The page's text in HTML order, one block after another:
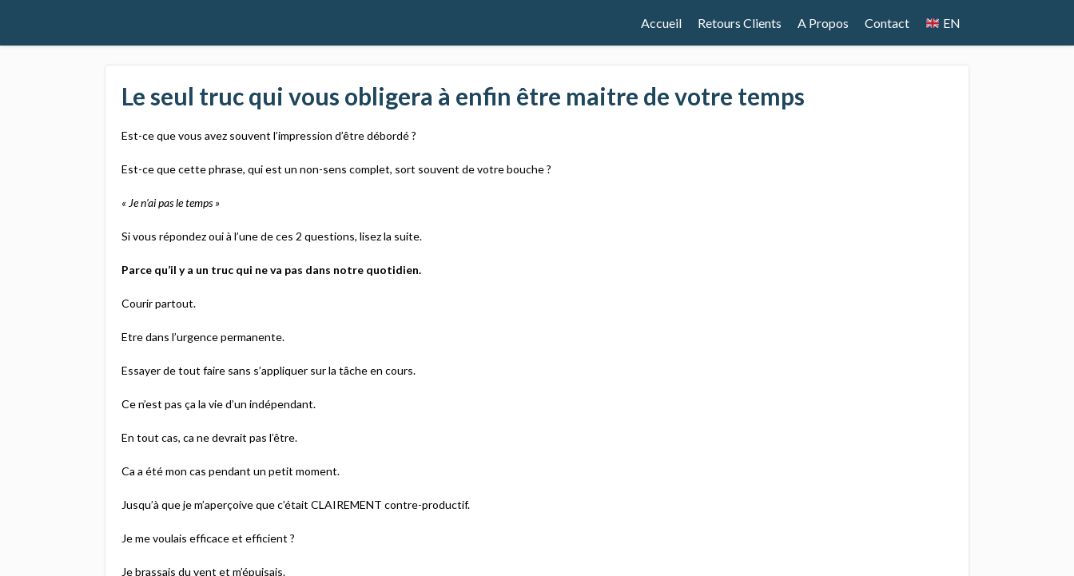
Accueil Retours Clients A Propos Contact EN
Le seul truc qui vous obligera à enfin être maitre de votre temps
Est-ce que vous avez souvent l’impression d’être débordé ?
Est-ce que cette phrase, qui est un non-sens complet, sort souvent de votre bouche ?
« Je n’ai pas le temps »
Si vous répondez oui à l’une de ces 2 questions, lisez la suite.
Parce qu’il y a un truc qui ne va pas dans notre quotidien.
Courir partout.
Etre dans l’urgence permanente.
Essayer de tout faire sans s’appliquer sur la tâche en cours.
Ce n’est pas ça la vie d’un indépendant.
En tout cas, ca ne devrait pas l’être.
Ca a été mon cas pendant un petit moment.
Jusqu’à que je m’aperçoive que c’était CLAIREMENT contre-productif.
Je me voulais efficace et efficient ?
Je brassais du vent et m’épuisais.